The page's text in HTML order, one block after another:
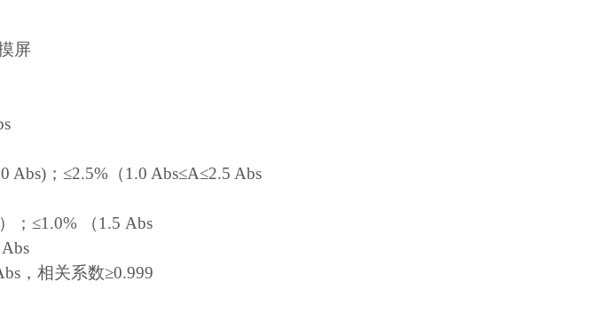
屏
Abs)； ≤2.5%（1.0 Abs≤A≤2.5 Abs
； ≤1.0% （1.5 Abs
，相关系数≥0.999